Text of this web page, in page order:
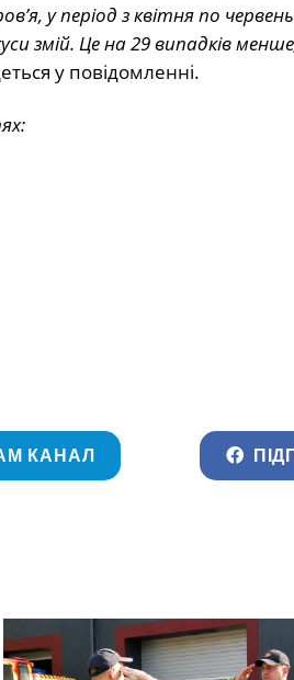
у період з квітня по
змій. Це на 29 випадків
у повідомленні.
КАНАЛ